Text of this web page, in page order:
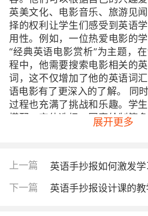
英美文化、电影音乐、旅游见
择的权利让学生们感受到英语
用性。例如，一位热爱电影的
“经典英语电影赏析”为主题，
程中，他需要搜索电影相关的
词，这不仅增加了他的英语词
语电影有了更深入的了解。 同
过程也充满了挑战和乐趣。学
搭配、字体选择、图案绘制等
的创意和想法充分展现出来。
感，这种成就感会进一步激发
热情，让他们更加主动地去探索
如教育学家苏霍姆林斯基所说：
师。”英语手抄报设计课正是
展开更多
上一篇 英语手抄报如何激发学
下一篇 英语手抄报设计课的教